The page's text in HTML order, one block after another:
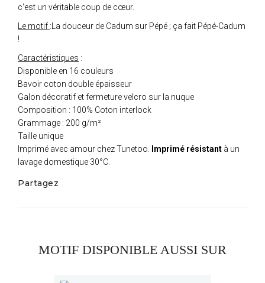
c'est un véritable coup de cœur.
Le motif :La douceur de Cadum sur Pépé ; ça fait Pépé-Cadum
!
Caractéristiques :
Disponible en 16 couleurs
Bavoir coton double épaisseur
Galon décoratif et fermeture velcro sur la nuque
Composition : 100% Coton interlock
Grammage : 200 g/m²
Taille unique
Imprimé avec amour chez Tunetoo.
Imprimé résistant à un
lavage domestique 30°C.
Partagez
MOTIF DISPONIBLE AUSSI SUR